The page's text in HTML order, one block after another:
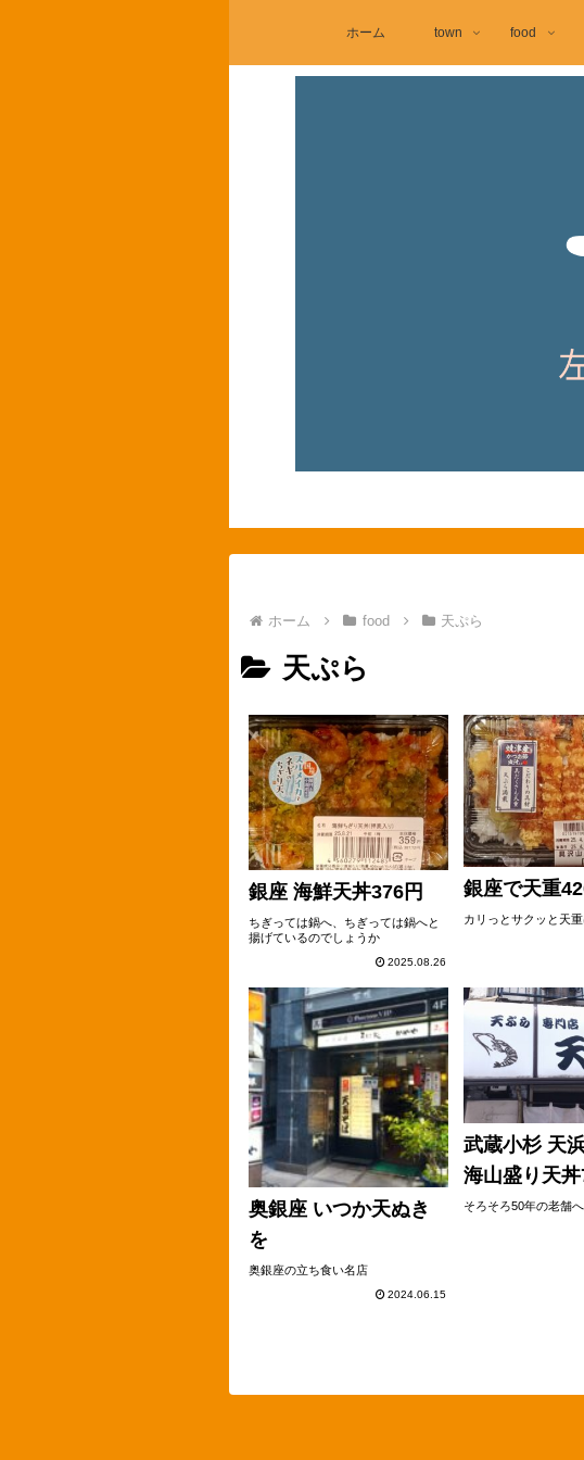
ホーム town food
ホーム food 天ぷら
天ぷら
銀座 海鮮天丼376円
ちぎっては鍋へ、ちぎっては鍋へと
揚げているのでしょうか
2025.08.26
銀座で天重
カリっとサクッと天
奥銀座 いつか天ぬき
を
奥銀座の立ち食い名店
2024.06.15
武蔵小杉 天
海山盛り天丼
そろそろ50年の老舗へ